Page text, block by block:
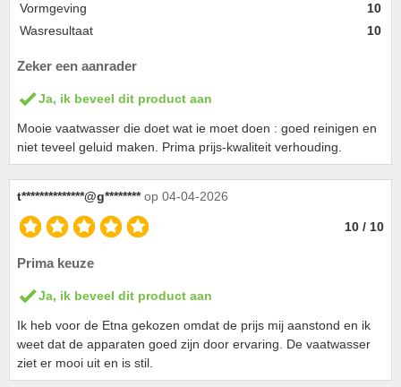
Vormgeving
10
Wasresultaat
10
Zeker een aanrader
Ja, ik beveel dit product aan
Mooie vaatwasser die doet wat ie moet doen : goed reinigen en
niet teveel geluid maken. Prima prijs-kwaliteit verhouding.
t**************@g******** op 04-04-2026
10 / 10
Prima keuze
Ja, ik beveel dit product aan
Ik heb voor de Etna gekozen omdat de prijs mij aanstond en ik
weet dat de apparaten goed zijn door ervaring. De vaatwasser
ziet er mooi uit en is stil.